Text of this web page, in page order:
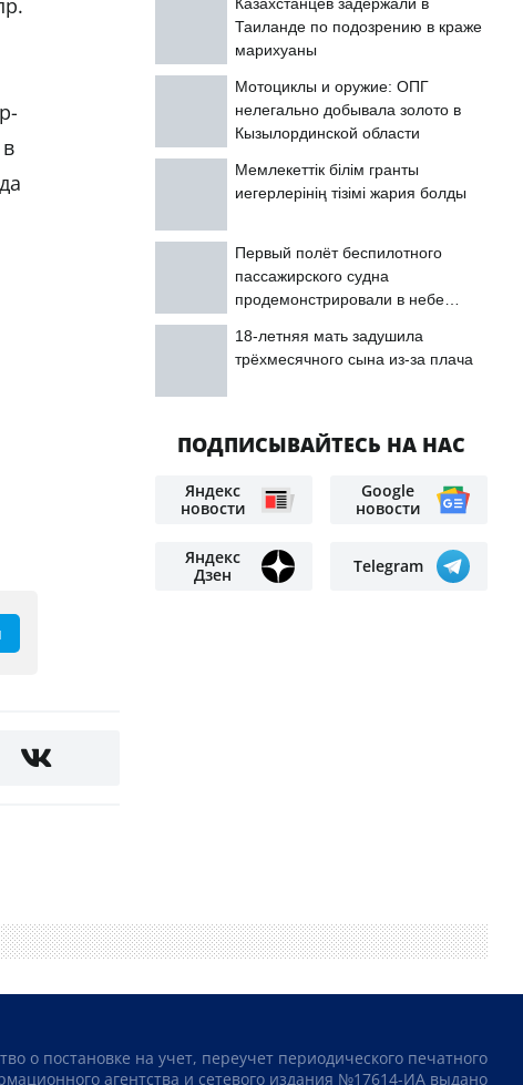
Таиланде по подозрению в краже
марихуаны
Мотоциклы и оружие: ОПГ
нелегально добывала золото в
Кызылординской области
Мемлекеттік білім гранты
иегерлерінің тізімі жария болды
Первый полёт беспилотного
пассажирского судна
продемонстрировали в небе
18-летняя мать задушила
трёхмесячного сына из-за плача
ПОДПИСЫВАЙТЕСЬ НА НАС
Яндекс
новости
Google
новости
Яндекс
Дзен
Telegram
о постановке на учет, переучет периодического печатного
агентства и сетевого издания №17614-ИА выдано